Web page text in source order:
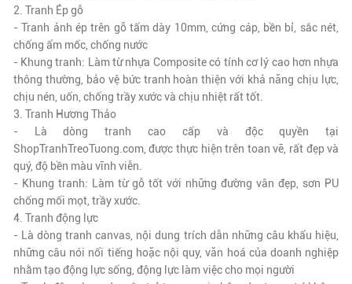
2. Tranh Ép gỗ
- Tranh ảnh ép trên gỗ tấm dày 10mm, cứng cáp, bền bỉ, sắc nét,
chống ẩm mốc, chống nước
- Khung tranh: Làm từ nhựa Composite có tính cơ lý cao hơn nhựa
thông thường, bảo vệ bức tranh hoàn thiện với khả năng chịu lực,
chịu nén, uốn, chống trầy xước và chịu nhiệt rất tốt.
3. Tranh Hương Thảo
- Là dòng tranh cao cấp và độc quyền tại
ShopTranhTreoTuong.com, được thực hiện trên toan vẽ, rất đẹp và
quý, độ bền màu vĩnh viễn.
- Khung tranh: Làm từ gỗ tốt với những đường vân đẹp, sơn PU
chống mối mọt, trầy xước.
4. Tranh động lực
- Là dòng tranh canvas, nội dung trích dẫn những câu khẩu hiệu,
những câu nói nổi tiếng hoặc nội quy, văn hoá của doanh nghiệp
nhằm tạo động lực sống, động lực làm việc cho mọi người